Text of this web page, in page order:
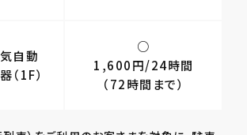
自動
（1F）
○
1,600円/24時間
（72時間まで）